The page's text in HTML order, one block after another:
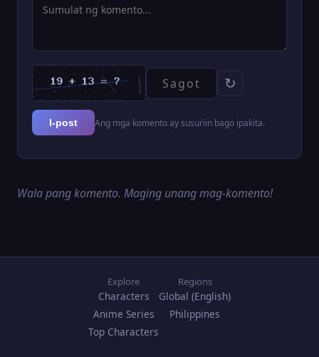
↻
I-post Ang mga komento ay susuriin bago ipakita.
Wala pang komento. Maging unang mag-komento!
Explore
Characters
Anime Series
Top Characters
Regions
Global (English)
Philippines